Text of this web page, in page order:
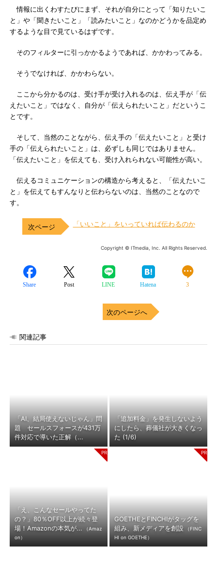
情報に出くわすたびにまず、それが自分にとって「知りたいこ
と」や「聞きたいこと」「読みたいこと」なのかどうかを品定め
するような目で見ているはずです。
そのフィルターに引っかかるようであれば、かかわってみる。
そうでなければ、かかわらない。
ここから分かるのは、受け手が受け入れるのは、伝え手が「伝
えたいこと」ではなく、自分が「伝えられたいこと」だというこ
とです。
そして、当然のことながら、伝え手の「伝えたいこと」と受け
手の「伝えられたいこと」は、必ずしも同じではありません。
「伝えたいこと」を伝えても、受け入れられない可能性が高い。
伝えるコミュニケーションの構造から考えると、「伝えたいこ
と」を伝えてもすんなりと伝わらないのは、当然のことなので
す。
「いいこと」をいっていれば伝わるのか
Copyright © ITmedia, Inc. All Rights Reserved.
Share Post LINE Hatena 3
次のページへ
関連記事
「AI、結局使えないじゃん」問
題 セールスフォースが431万
件対応で導いた正解（...
「追加料金」を発生しないよう
にしたら、葬儀社が大きくなっ
た (1/6)
「え、こんなセールやってた
の？」80％OFF以上が続々登
場！Amazonの本気が...
（Amaz
on）
GOETHEとFINCHIがタッグを
組み、新メディアを創設
（FINC
HI on GOETHE）